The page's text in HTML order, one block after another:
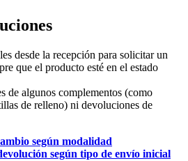
desde la recepción para solicitar un
que el producto esté en el estado
de algunos complementos (como
de relleno) ni devoluciones de
según modalidad
según tipo de envío inicial